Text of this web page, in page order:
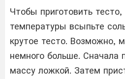
Чтобы приготовить
температуры всыпьте
крутое тесто. Возможно,
немного больше. Сначала
массу ложкой. Затем